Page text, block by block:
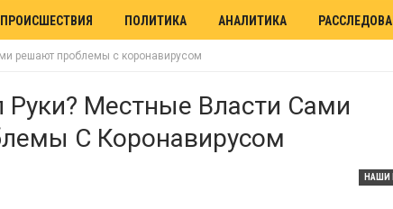
ПОЛИТИКА АНАЛИТИКА
решают проблемы с коронавирусом
Местные Власти Сами
С Коронавирусом
НАШИ